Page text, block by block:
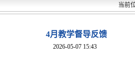
当前
4月教学督导反馈
2026-05-07 15:43